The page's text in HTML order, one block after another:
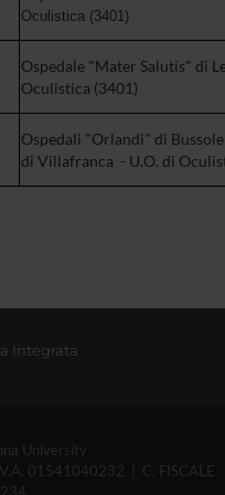
Oculistica (3401)
Ospedale "Mater Salutis" di
Oculistica (3401)
Ospedali "Orlandi" di
di Villafranca - U.O. di
Integrata
University
01541040232 | C. FISCALE